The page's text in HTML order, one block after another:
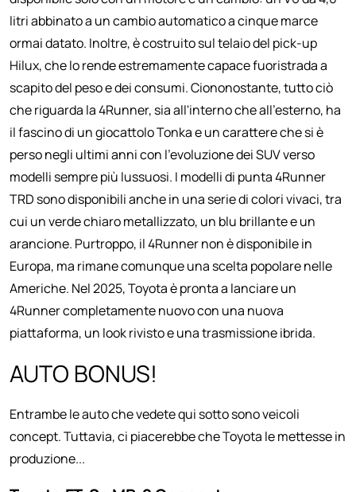
litri abbinato a un cambio automatico a cinque marce
ormai datato. Inoltre, è costruito sul telaio del pick-up
Hilux, che lo rende estremamente capace fuoristrada a
scapito del peso e dei consumi. Ciononostante, tutto ciò
che riguarda la 4Runner, sia all'interno che all'esterno, ha
il fascino di un giocattolo Tonka e un carattere che si è
perso negli ultimi anni con l'evoluzione dei SUV verso
modelli sempre più lussuosi. I modelli di punta 4Runner
TRD sono disponibili anche in una serie di colori vivaci, tra
cui un verde chiaro metallizzato, un blu brillante e un
arancione. Purtroppo, il 4Runner non è disponibile in
Europa, ma rimane comunque una scelta popolare nelle
Americhe. Nel 2025, Toyota è pronta a lanciare un
4Runner completamente nuovo con una nuova
piattaforma, un look rivisto e una trasmissione ibrida.
AUTO BONUS!
Entrambe le auto che vedete qui sotto sono veicoli
concept. Tuttavia, ci piacerebbe che Toyota le mettesse in
produzione...